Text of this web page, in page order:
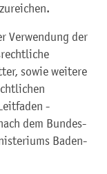
Verwendung der
sowie weitere
-
dem Bundes-
Baden-